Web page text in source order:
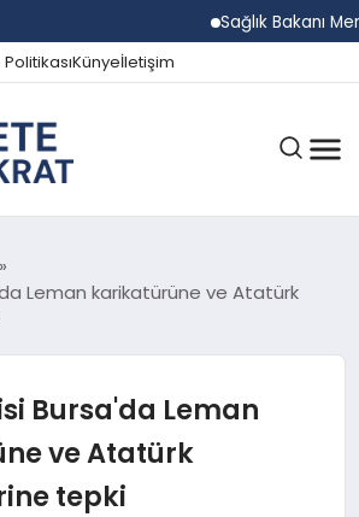
Sağlık Bakanı
Künyeİletişim
Leman karikatürüne ve Atatürk
Bursa'da Leman
ve Atatürk
tepki